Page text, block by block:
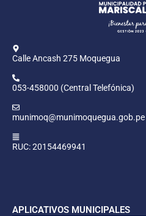
Calle Ancash 275 Moquegua
053-458000 (Central Telefónica)
munimoq@munimoquegua.gob.pe
RUC: 20154469941
APLICATIVOS MUNICIPALES